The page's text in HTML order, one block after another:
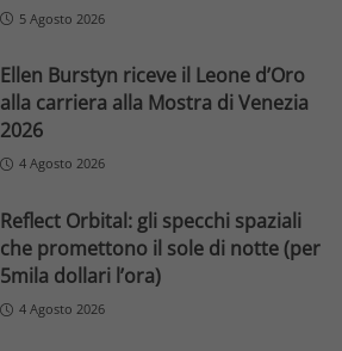
5 Agosto 2026
Ellen Burstyn riceve il Leone d’Oro
alla carriera alla Mostra di Venezia
2026
4 Agosto 2026
Reflect Orbital: gli specchi spaziali
che promettono il sole di notte (per
5mila dollari l’ora)
4 Agosto 2026